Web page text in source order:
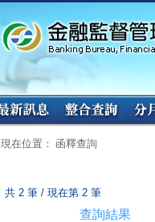
現在位置： 函釋查詢
共 2 筆 / 現在第 2 筆
查詢結果